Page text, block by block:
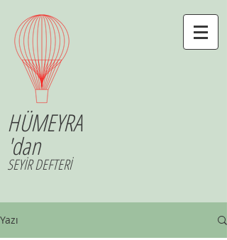
HÜMEYRA
'dan
SEYİR DEFTERİ
Yazı